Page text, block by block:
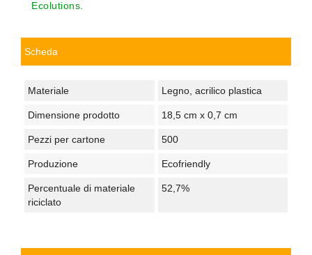
Ecolutions.
Scheda
Materiale Legno, acrilico plastica
Dimensione prodotto 18,5 cm x 0,7 cm
Pezzi per cartone 500
Produzione Ecofriendly
Percentuale di materiale
riciclato
52,7%